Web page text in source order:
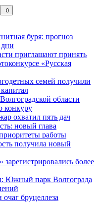
0
буря: прогноз
приглашают принять
«Русская
семей получили
области
конкуру
охватил пять дач
новый глава
работы
получила новый
более
Южный парк Волгограда
бруцеллеза